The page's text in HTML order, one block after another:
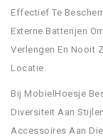
Effectief Te
Externe Batterijen
Verlengen En Nooit
Locatie.
Bij MobielHoesje
Diversiteit Aan
Accessoires Aan